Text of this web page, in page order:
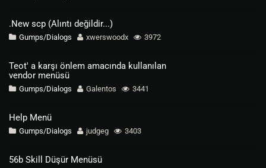
.New scp (Alıntı değildir...)
Gumps/Dialogs xwerswoodx 3972
Teot' a karşı önlem amacında kullanılan
vendor menüsü
Gumps/Dialogs Galentos 3441
Help Menü
Gumps/Dialogs judgeg 3403
56b Skill Düşür Menüsü